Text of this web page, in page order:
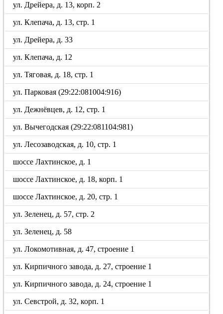
ул. Дрейера, д. 13, корп. 2
ул. Клепача, д. 13, стр. 1
ул. Дрейера, д. 33
ул. Клепача, д. 12
ул. Тяговая, д. 18, стр. 1
ул. Парковая (29:22:081004:916)
ул. Дежнёвцев, д. 12, стр. 1
ул. Вычегодская (29:22:081104:981)
ул. Лесозаводская, д. 10, стр. 1
шоссе Лахтинское, д. 1
шоссе Лахтинское, д. 18, корп. 1
шоссе Лахтинское, д. 20, стр. 1
ул. Зеленец, д. 57, стр. 2
ул. Зеленец, д. 58
ул. Локомотивная, д. 47, строение 1
ул. Кирпичного завода, д. 27, строение 1
ул. Кирпичного завода, д. 24, строение 1
ул. Севстрой, д. 32, корп. 1